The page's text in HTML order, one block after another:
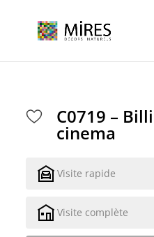
C0719 –
cinema
Visite rapide
Visite complète